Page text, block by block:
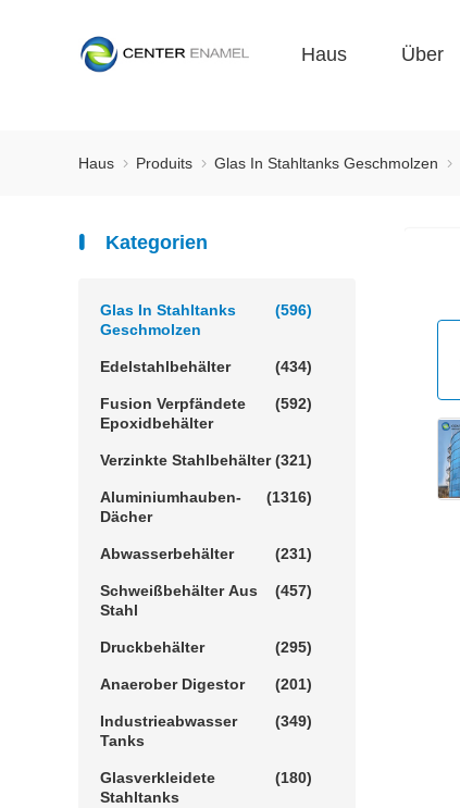
Haus Über
Haus Produits Glas In Stahltanks Geschmolzen
Kategorien
Glas In Stahltanks
Geschmolzen
(596)
Edelstahlbehälter (434)
Fusion Verpfändete
Epoxidbehälter
(592)
Verzinkte Stahlbehälter (321)
Aluminiumhauben-
Dächer
(1316)
Abwasserbehälter (231)
Schweißbehälter Aus
Stahl
(457)
Druckbehälter (295)
Anaerober Digestor (201)
Industrieabwasser
Tanks
(349)
Glasverkleidete
Stahltanks
(180)